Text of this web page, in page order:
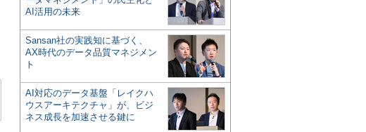
AI活用の未来
Sansan社の実践知に基づく、
AX時代のデータ品質マネジメン
ト
AI対応のデータ基盤「レイクハ
ウスアーキテクチャ」が、ビジ
ネス成長を加速させる鍵に